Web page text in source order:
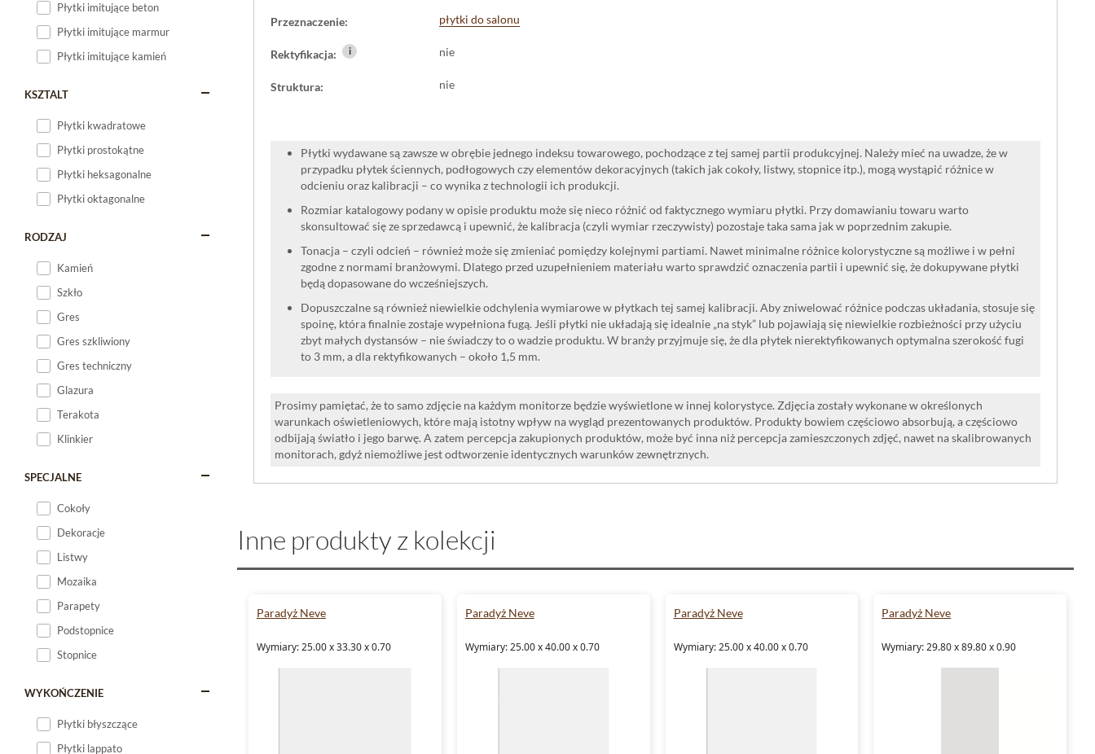
Płytki imitujące beton
Płytki imitujące marmur
Płytki imitujące kamień
KSZTALT
Płytki kwadratowe
Płytki prostokątne
Płytki heksagonalne
Płytki oktagonalne
RODZAJ
Kamień
Szkło
Gres
Gres szkliwiony
Gres techniczny
Glazura
Terakota
Klinkier
SPECJALNE
Cokoły
Dekoracje
Listwy
Mozaika
Parapety
Podstopnice
Stopnice
WYKOŃCZENIE
Płytki błyszczące
Płytki lappato
Przeznaczenie: płytki do salonu
Rektyfikacja: i nie
Struktura: nie
Płytki wydawane są zawsze w obrębie jednego indeksu towarowego, pochodzące z tej samej partii produkcyjnej. Należy mieć na uwadze, że w
przypadku płytek ściennych, podłogowych czy elementów dekoracyjnych (takich jak cokoły, listwy, stopnice itp.), mogą wystąpić różnice w
odcieniu oraz kalibracji – co wynika z technologii ich produkcji.
Rozmiar katalogowy podany w opisie produktu może się nieco różnić od faktycznego wymiaru płytki. Przy domawianiu towaru warto
skonsultować się ze sprzedawcą i upewnić, że kalibracja (czyli wymiar rzeczywisty) pozostaje taka sama jak w poprzednim zakupie.
Tonacja – czyli odcień – również może się zmieniać pomiędzy kolejnymi partiami. Nawet minimalne różnice kolorystyczne są możliwe i w pełni
zgodne z normami branżowymi. Dlatego przed uzupełnieniem materiału warto sprawdzić oznaczenia partii i upewnić się, że dokupywane płytki
będą dopasowane do wcześniejszych.
Dopuszczalne są również niewielkie odchylenia wymiarowe w płytkach tej samej kalibracji. Aby zniwelować różnice podczas układania, stosuje się
spoinę, która finalnie zostaje wypełniona fugą. Jeśli płytki nie układają się idealnie „na styk” lub pojawiają się niewielkie rozbieżności przy użyciu
zbyt małych dystansów – nie świadczy to o wadzie produktu. W branży przyjmuje się, że dla płytek nierektyfikowanych optymalna szerokość fugi
to 3 mm, a dla rektyfikowanych – około 1,5 mm.
Prosimy pamiętać, że to samo zdjęcie na każdym monitorze będzie wyświetlone w innej kolorystyce. Zdjęcia zostały wykonane w określonych
warunkach oświetleniowych, które mają istotny wpływ na wygląd prezentowanych produktów. Produkty bowiem częściowo absorbują, a częściowo
odbijają światło i jego barwę. A zatem percepcja zakupionych produktów, może być inna niż percepcja zamieszczonych zdjęć, nawet na skalibrowanych
monitorach, gdyż niemożliwe jest odtworzenie identycznych warunków zewnętrznych.
Inne produkty z kolekcji
Paradyż Neve
Wymiary: 25.00 x 33.30 x 0.70
Paradyż Neve
Wymiary: 25.00 x 40.00 x 0.70
Paradyż Neve
Wymiary: 25.00 x 40.00 x 0.70
Paradyż Neve
Wymiary: 29.80 x 89.80 x 0.90